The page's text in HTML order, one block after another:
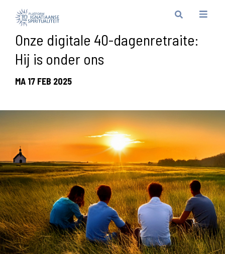
Onze digitale 40-dagenretraite:
Hij is onder ons
MA 17 FEB 2025